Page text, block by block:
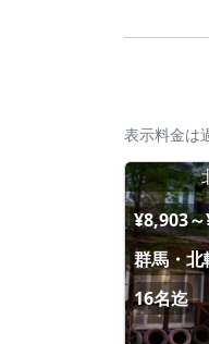
表示料金は
¥8,903
群馬・北
16名迄